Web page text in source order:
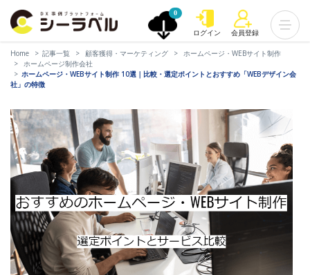
0
ログイン 会員登録
Home 記事一覧 顧客獲得・マーケティング
ホームページ・WEBサイト制作
ホームページ制作会社
ホームページ・WEBサイト制作 10選｜比較・選定ポイントとおすすめ「WEBデザイン会
社」の特徴